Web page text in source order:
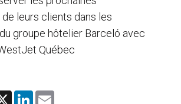
leurs clients dans les
groupe hôtelier Barceló avec
Québec
X
L